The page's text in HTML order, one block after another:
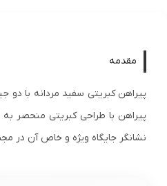
مقدمه
پیراهن کبریتی سفید مردانه با
نشانگر جایگاه ویژه و خاص آن در